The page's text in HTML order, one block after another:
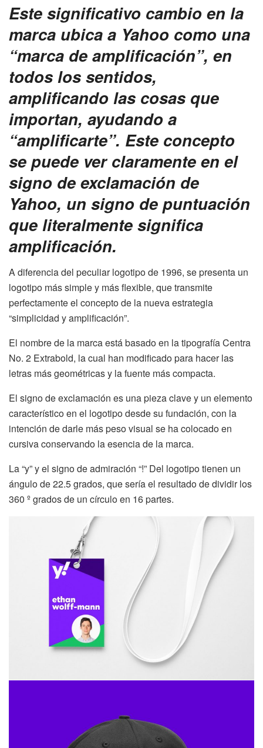
Este significativo cambio en la
marca ubica a Yahoo como una
“marca de amplificación”, en
todos los sentidos,
amplificando las cosas que
importan, ayudando a
“amplificarte”. Este concepto
se puede ver claramente en el
signo de exclamación de
Yahoo, un signo de puntuación
que literalmente significa
amplificación.
A diferencia del peculiar logotipo de 1996, se presenta un
logotipo más simple y más flexible, que transmite
perfectamente el concepto de la nueva estrategia
“simplicidad y amplificación”.
El nombre de la marca está basado en la tipografía Centra
No. 2 Extrabold, la cual han modificado para hacer las
letras más geométricas y la fuente más compacta.
El signo de exclamación es una pieza clave y un elemento
característico en el logotipo desde su fundación, con la
intención de darle más peso visual se ha colocado en
cursiva conservando la esencia de la marca.
La “y” y el signo de admiración “!” Del logotipo tienen un
ángulo de 22.5 grados, que sería el resultado de dividir los
360 º grados de un círculo en 16 partes.